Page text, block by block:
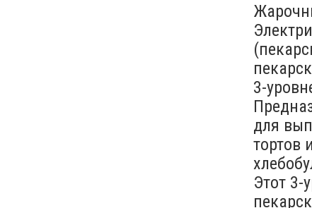
3-
для
тортов
Этот 3-